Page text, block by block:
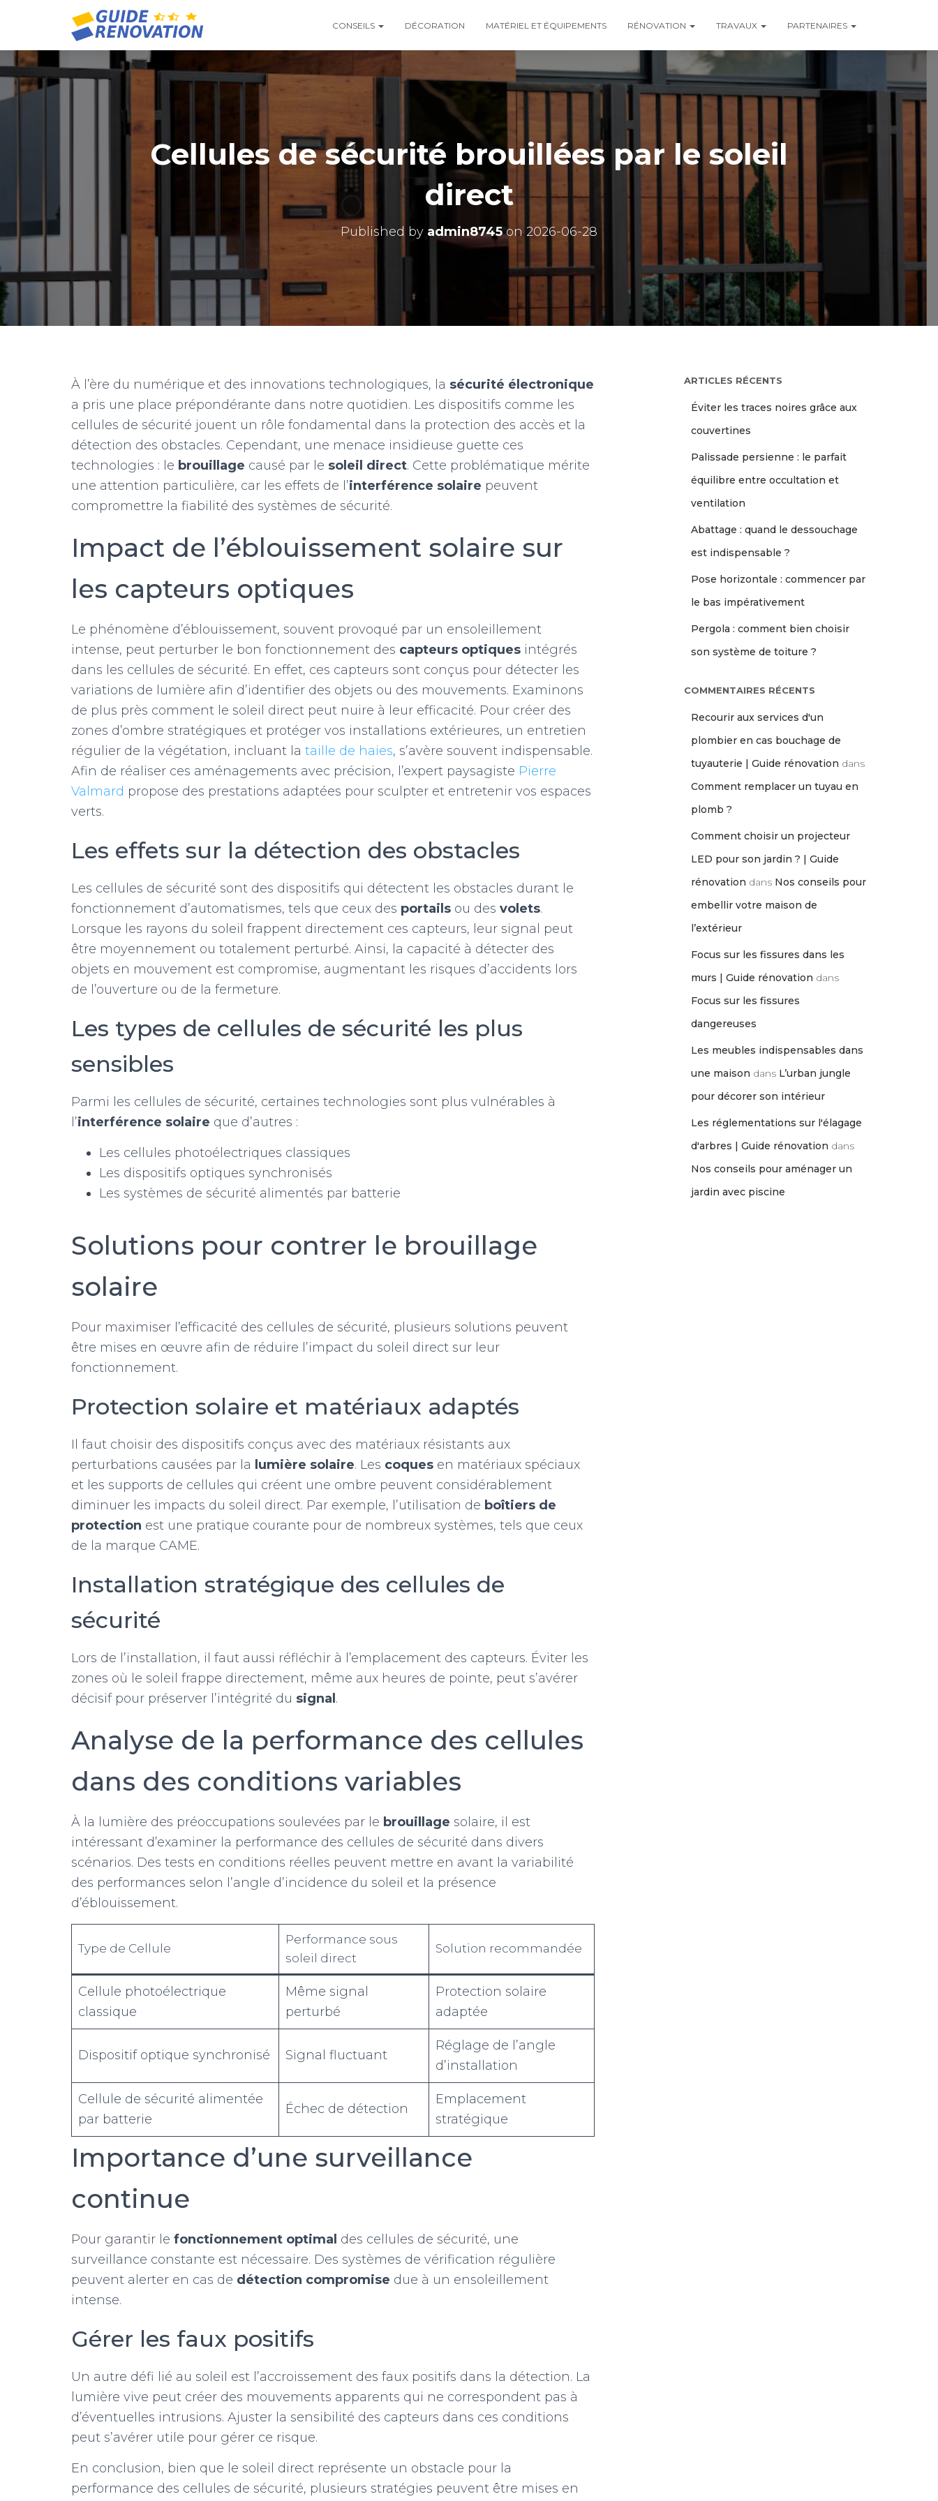
CONSEILS DÉCORATION MATÉRIEL ET ÉQUIPEMENTS RÉNOVATION TRAVAUX PARTENAIRES
Cellules de sécurité brouillées par le soleil
direct
Published by admin8745on2026-06-28
À l’ère du numérique et des innovations technologiques, la sécurité électronique
a pris une place prépondérante dans notre quotidien. Les dispositifs comme les
cellules de sécurité jouent un rôle fondamental dans la protection des accès et la
détection des obstacles. Cependant, une menace insidieuse guette ces
technologies : le brouillage causé par le soleil direct. Cette problématique mérite
une attention particulière, car les effets de l’interférence solaire peuvent
compromettre la fiabilité des systèmes de sécurité.
Impact de l’éblouissement solaire sur
les capteurs optiques
Le phénomène d’éblouissement, souvent provoqué par un ensoleillement
intense, peut perturber le bon fonctionnement des capteurs optiques intégrés
dans les cellules de sécurité. En effet, ces capteurs sont conçus pour détecter les
variations de lumière afin d’identifier des objets ou des mouvements. Examinons
de plus près comment le soleil direct peut nuire à leur efficacité. Pour créer des
zones d’ombre stratégiques et protéger vos installations extérieures, un entretien
régulier de la végétation, incluant la taille de haies, s’avère souvent indispensable.
Afin de réaliser ces aménagements avec précision, l’expert paysagiste Pierre
Valmard propose des prestations adaptées pour sculpter et entretenir vos espaces
verts.
Les effets sur la détection des obstacles
Les cellules de sécurité sont des dispositifs qui détectent les obstacles durant le
fonctionnement d’automatismes, tels que ceux des portails ou des volets.
Lorsque les rayons du soleil frappent directement ces capteurs, leur signal peut
être moyennement ou totalement perturbé. Ainsi, la capacité à détecter des
objets en mouvement est compromise, augmentant les risques d’accidents lors
de l’ouverture ou de la fermeture.
Les types de cellules de sécurité les plus
sensibles
Parmi les cellules de sécurité, certaines technologies sont plus vulnérables à
l’interférence solaire que d’autres :
Les cellules photoélectriques classiques
Les dispositifs optiques synchronisés
Les systèmes de sécurité alimentés par batterie
Solutions pour contrer le brouillage
solaire
Pour maximiser l’efficacité des cellules de sécurité, plusieurs solutions peuvent
être mises en œuvre afin de réduire l’impact du soleil direct sur leur
fonctionnement.
Protection solaire et matériaux adaptés
Il faut choisir des dispositifs conçus avec des matériaux résistants aux
perturbations causées par la lumière solaire. Les coques en matériaux spéciaux
et les supports de cellules qui créent une ombre peuvent considérablement
diminuer les impacts du soleil direct. Par exemple, l’utilisation de boîtiers de
protection est une pratique courante pour de nombreux systèmes, tels que ceux
de la marque CAME.
Installation stratégique des cellules de
sécurité
Lors de l’installation, il faut aussi réfléchir à l’emplacement des capteurs. Éviter les
zones où le soleil frappe directement, même aux heures de pointe, peut s’avérer
décisif pour préserver l’intégrité du signal .
Analyse de la performance des cellules
dans des conditions variables
À la lumière des préoccupations soulevées par le brouillage solaire, il est
intéressant d’examiner la performance des cellules de sécurité dans divers
scénarios. Des tests en conditions réelles peuvent mettre en avant la variabilité
des performances selon l’angle d’incidence du soleil et la présence
d’éblouissement.
Type de Cellule
Performance sous
soleil direct
Solution recommandée
Cellule photoélectrique
classique
Même signal
perturbé
Protection solaire
adaptée
Dispositif optique synchronisé Signal fluctuant
Réglage de l’angle
d’installation
Cellule de sécurité alimentée
par batterie
Échec de détection
Emplacement
stratégique
Importance d’une surveillance
continue
Pour garantir le fonctionnement optimal des cellules de sécurité, une
surveillance constante est nécessaire. Des systèmes de vérification régulière
peuvent alerter en cas de détection compromise due à un ensoleillement
intense.
Gérer les faux positifs
Un autre défi lié au soleil est l’accroissement des faux positifs dans la détection. La
lumière vive peut créer des mouvements apparents qui ne correspondent pas à
d’éventuelles intrusions. Ajuster la sensibilité des capteurs dans ces conditions
peut s’avérer utile pour gérer ce risque.
En conclusion, bien que le soleil direct représente un obstacle pour la
performance des cellules de sécurité, plusieurs stratégies peuvent être mises en
ARTICLES RÉCENTS
Éviter les traces noires grâce aux
couvertines
Palissade persienne : le parfait
équilibre entre occultation et
ventilation
Abattage : quand le dessouchage
est indispensable ?
Pose horizontale : commencer par
le bas impérativement
Pergola : comment bien choisir
son système de toiture ?
COMMENTAIRES RÉCENTS
Recourir aux services d'un
plombier en cas bouchage de
tuyauterie | Guide rénovation dans
Comment remplacer un tuyau en
plomb ?
Comment choisir un projecteur
LED pour son jardin ? | Guide
rénovation dans Nos conseils pour
embellir votre maison de
l’extérieur
Focus sur les fissures dans les
murs | Guide rénovation dans
Focus sur les fissures
dangereuses
Les meubles indispensables dans
une maison dans L’urban jungle
pour décorer son intérieur
Les réglementations sur l'élagage
d'arbres | Guide rénovation dans
Nos conseils pour aménager un
jardin avec piscine